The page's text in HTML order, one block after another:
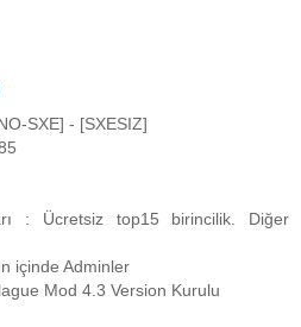
SXE] - [SXESIZ]
: Ücretsiz top15 birincilik. Diğer
içinde Adminler
Mod 4.3 Version Kurulu